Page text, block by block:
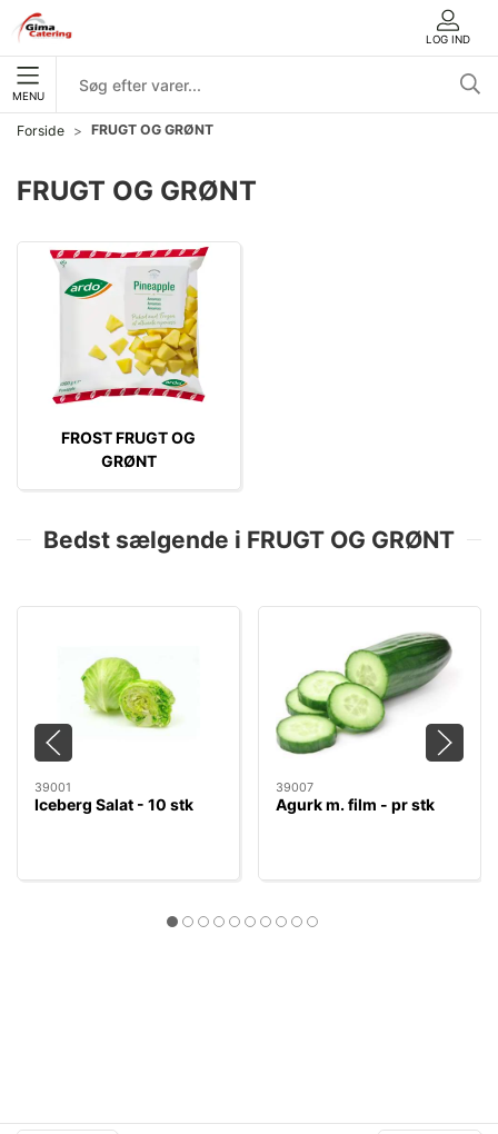
LOG IND
MENU
Forside FRUGT OG GRØNT
FRUGT OG GRØNT
FROST FRUGT OG
GRØNT
Bedst sælgende i FRUGT OG GRØNT
39001
Iceberg Salat - 10 stk
39007
Agurk m. film - pr stk